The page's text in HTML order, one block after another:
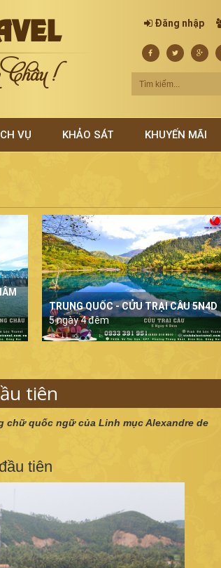
Châu !
Đăng nhập
VỤ KHẢO SÁT KHUYẾN MÃI
TRUNG QUỐC - CỬU TRẠI CÂU 5N4D
5 ngày 4 đêm
tiên
chữ quốc ngữ của Linh mục Alexandre de
tiên